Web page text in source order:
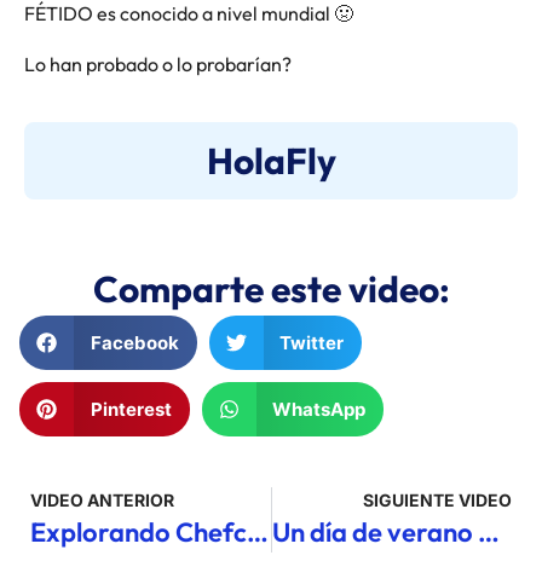
FÉTIDO es conocido a nivel mundial 🤢
Lo han probado o lo probarían?
HolaFly
Comparte este video:
Facebook Twitter
Pinterest WhatsApp
VIDEO ANTERIOR
Explorando Chefchaouen… ¿es la ciudad más bonita de Marruecos?
SIGUIENTE VIDEO
Un día de verano en Suecia